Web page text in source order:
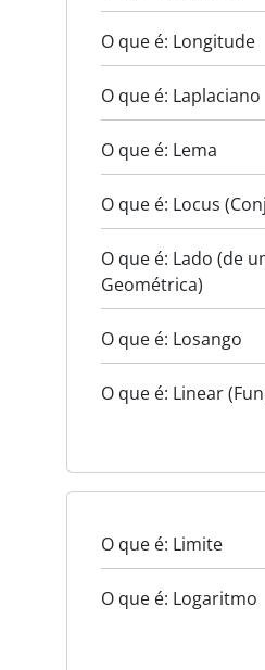
O que é: Longitude
O que é: Laplaciano
O que é: Lema
O que é: Locus
O que é: Lado (de
Geométrica)
O que é: Losango
O que é: Linear
O que é: Limite
O que é: Logaritmo